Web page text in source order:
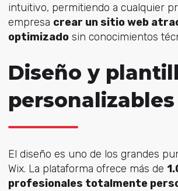
intuitivo, permitiendo a cualquier
empresa crear un sitio web
optimizadosin conocimientos
Diseño y
personalizables
El diseño es uno de los grandes
Wix. La plataforma ofrece más de
profesionales totalmente